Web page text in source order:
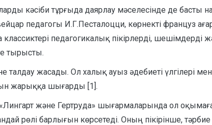
кәсіби тұрғыда даярлау мәселесінде де басты
педагогы И.Г.Песталоцци, көрнекті француз
педагогикалық пікірлерді, шешімдерді
тырысты.
талдау жасады. Ол халық ауыз әдебиеті үлгілері
жарыққа шығарды [1].
және Гертруда» шығармаларында ол
рөлі барлығын көрсетеді. Оның пікірінше, тәрбие